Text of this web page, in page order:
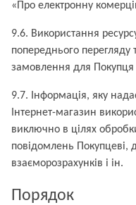
«Про електронну
9.6. Використання
попереднього
замовлення для
9.7. Інформація, яку
Інтернет-магазин
виключно в цілях
повідомлень Покупцеві,
взаєморозрахунків і ін.
Порядок